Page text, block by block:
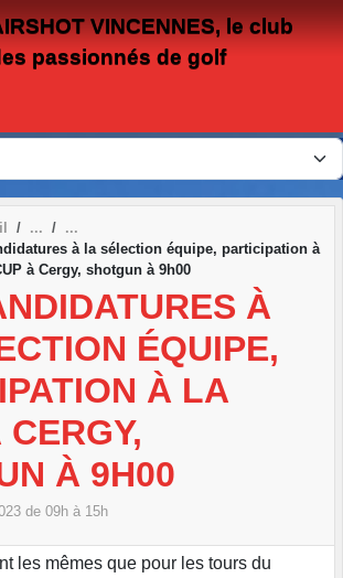
VINCENNES, le club
passionnés de golf
à la sélection équipe, participation à
à Cergy, shotgun à 9h00
À
ÉQUIPE,
À LA
À 9H00
de 09h à 15h
les mêmes que pour les tours du
des cookies